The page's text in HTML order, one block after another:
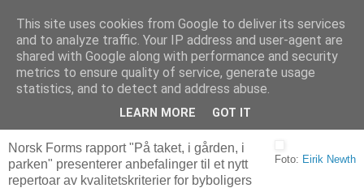
Arkitektur & Miljøteknologi
03 juli 2007
Om byboligenes uterom
Foto: Eirik Newth
Norsk Forms rapport "På taket, i gården, i
parken" presenterer anbefalinger til et nytt
repertoar av kvalitetskriterier for byboligers
This site uses cookies from Google to deliver its services
and to analyze traffic. Your IP address and user-agent are
shared with Google along with performance and security
metrics to ensure quality of service, generate usage
statistics, and to detect and address abuse.
LEARN MORE GOT IT